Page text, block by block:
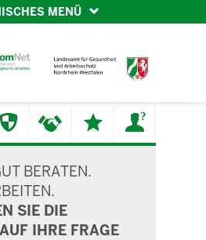
MENÜ
BERATEN.
SIE DIE
IHRE FRAGE